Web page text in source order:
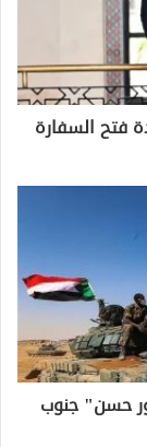
فتح السفارة
حسن" جنوب